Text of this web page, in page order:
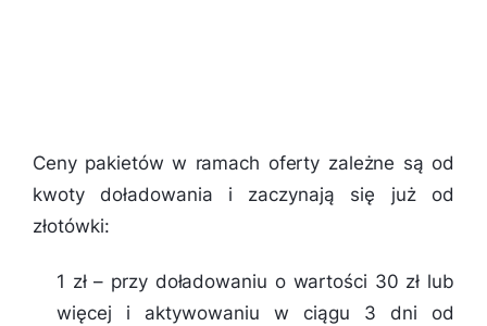
Ceny pakietów w ramach oferty zależne są od
kwoty doładowania i zaczynają się już od
złotówki:
1 zł – przy doładowaniu o wartości 30 zł lub
więcej i aktywowaniu w ciągu 3 dni od